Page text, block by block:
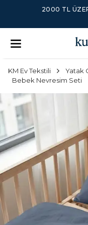
2000 TL
KM Ev Tekstili Yatak
Bebek Nevresim Seti